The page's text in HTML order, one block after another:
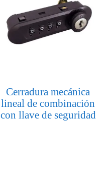
Cerradura mecánica
lineal de combinación
con llave de seguridad